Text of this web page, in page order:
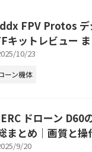
FPV Protos デ
キットレビュー
10/23
ーン機体
ドローン D60
まとめ｜画質と操
9/20